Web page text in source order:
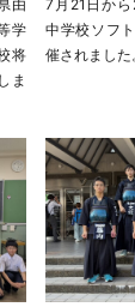
由
学
将
ま
7月21日か
中学校ソフ
催されました